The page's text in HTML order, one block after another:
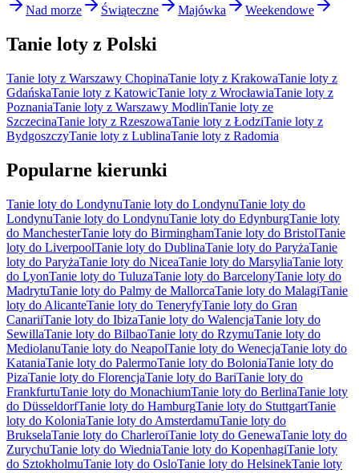
Nad morze
Świąteczne Majówka Weekendowe
Tanie loty z Polski
Tanie loty z Warszawy ChopinaTanie loty z KrakowaTanie loty z
GdańskaTanie loty z KatowicTanie loty z WrocławiaTanie loty z
PoznaniaTanie loty z Warszawy ModlinTanie loty ze
SzczecinaTanie loty z RzeszowaTanie loty z ŁodziTanie loty z
BydgoszczyTanie loty z LublinaTanie loty z Radomia
Popularne kierunki
Tanie loty do LondynuTanie loty do LondynuTanie loty do
LondynuTanie loty do LondynuTanie loty do EdynburgTanie loty
do ManchesterTanie loty do BirminghamTanie loty do BristolTanie
loty do LiverpoolTanie loty do DublinaTanie loty do ParyżaTanie
loty do ParyżaTanie loty do NiceaTanie loty do MarsyliaTanie loty
do LyonTanie loty do TuluzaTanie loty do BarcelonyTanie loty do
MadrytuTanie loty do Palmy de MallorcaTanie loty do MalagiTanie
loty do AlicanteTanie loty do TeneryfyTanie loty do Gran
CanariiTanie loty do IbizaTanie loty do WalencjaTanie loty do
SewillaTanie loty do BilbaoTanie loty do RzymuTanie loty do
MediolanuTanie loty do NeapolTanie loty do WenecjaTanie loty do
KataniaTanie loty do PalermoTanie loty do BoloniaTanie loty do
PizaTanie loty do FlorencjaTanie loty do BariTanie loty do
FrankfurtuTanie loty do MonachiumTanie loty do BerlinaTanie loty
do DüsseldorfTanie loty do HamburgTanie loty do StuttgartTanie
loty do KoloniaTanie loty do AmsterdamuTanie loty do
BrukselaTanie loty do CharleroiTanie loty do GenewaTanie loty do
ZurychuTanie loty do WiedniaTanie loty do KopenhagiTanie loty
do SztokholmuTanie loty do OsloTanie loty do HelsinekTanie loty